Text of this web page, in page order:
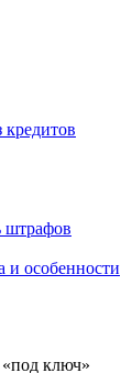
кредитов
штрафов
и особенности
«под ключ»